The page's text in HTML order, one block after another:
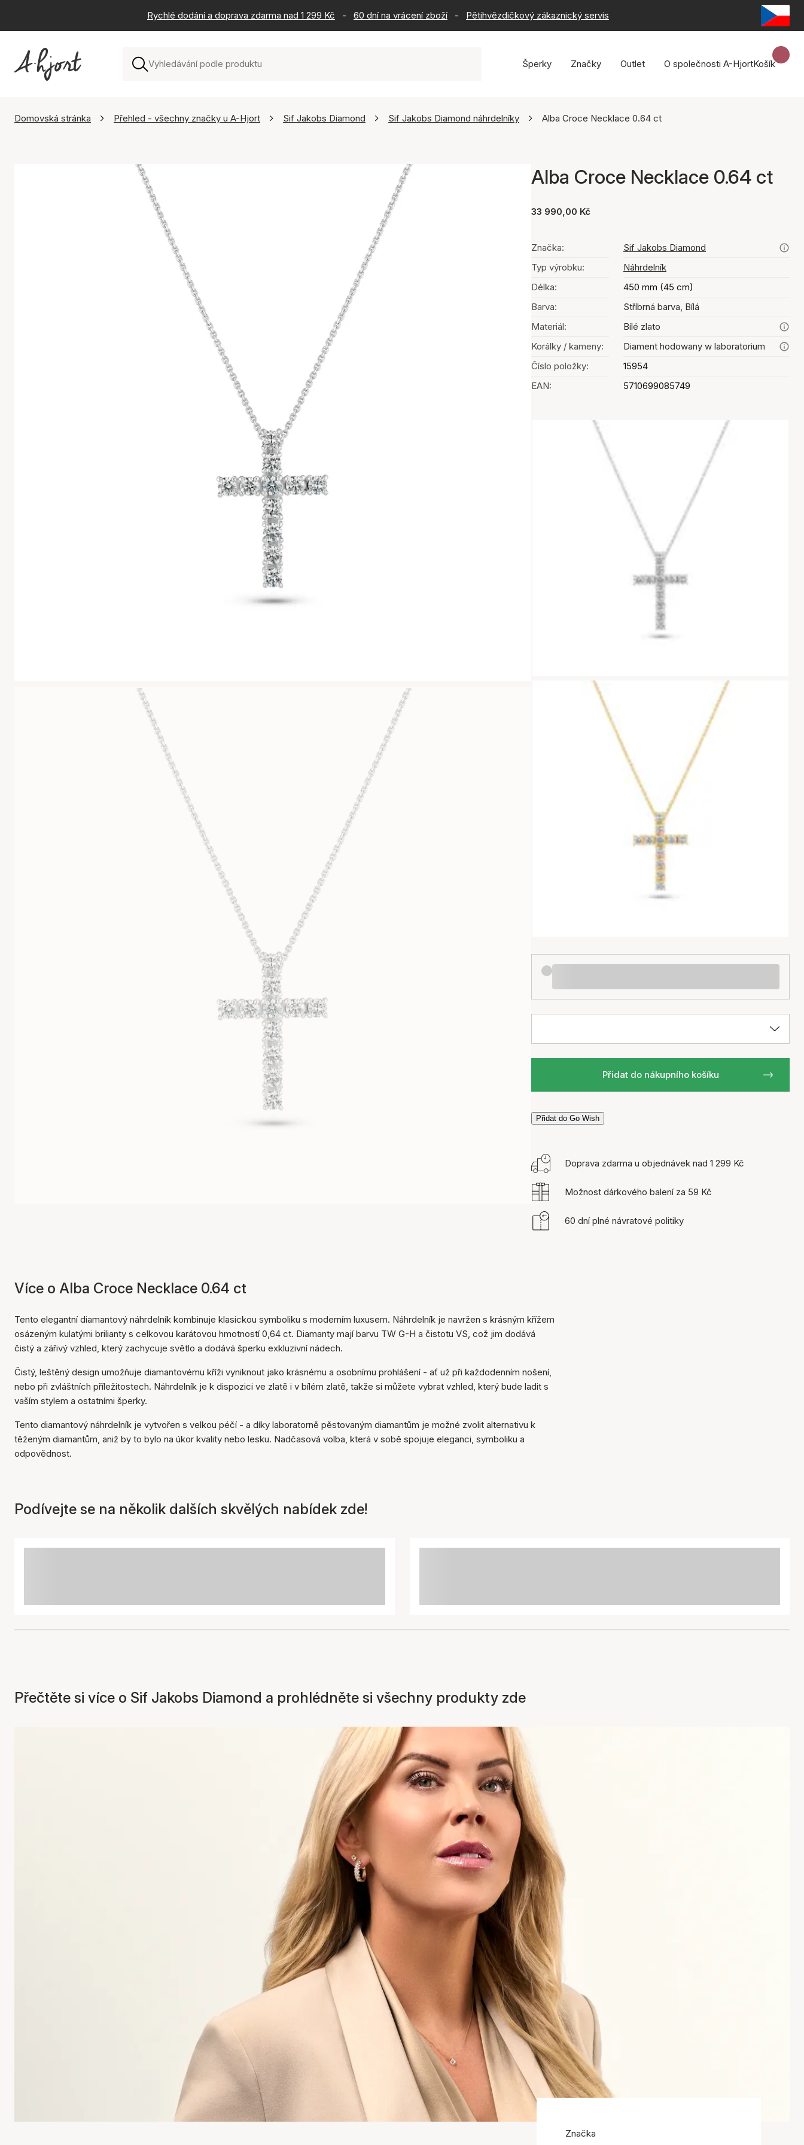
Rychlé dodání a doprava zdarma nad 1 299 Kč - 60 dní na vrácení zboží - Pětihvězdičkový zákaznický servis
Šperky Značky Outlet O společnosti A-HjortKošík
Domovská stránka Přehled - všechny značky u A-Hjort Sif Jakobs Diamond Sif Jakobs Diamond náhrdelníky Alba Croce Necklace 0.64 ct
Alba Croce Necklace 0.64 ct
33 990,00 Kč
Značka:
Sif Jakobs Diamond
Typ výrobku:
Náhrdelník
Délka:
450 mm (45 cm)
Barva:
Stříbrná barva, Bílá
Materiál:
Bílé zlato
Korálky / kameny:
Diament hodowany w laboratorium
Číslo položky:
15954
EAN:
5710699085749
Výběr barev
Přidat do nákupního košíku
Přidat do Go Wish
Položka byla přidána do
Doprava zdarma u objednávek nad 1 299 Kč
Možnost dárkového balení za 59 Kč
60 dní plné návratové politiky
Více o Alba Croce Necklace 0.64 ct
Tento elegantní diamantový náhrdelník kombinuje klasickou symboliku s moderním luxusem. Náhrdelník je navržen s krásným křížem
osázeným kulatými brilianty s celkovou karátovou hmotností 0,64 ct. Diamanty mají barvu TW G-H a čistotu VS, což jim dodává
čistý a zářivý vzhled, který zachycuje světlo a dodává šperku exkluzivní nádech.
Čistý, leštěný design umožňuje diamantovému kříži vyniknout jako krásnému a osobnímu prohlášení - ať už při každodenním nošení,
nebo při zvláštních příležitostech. Náhrdelník je k dispozici ve zlatě i v bílém zlatě, takže si můžete vybrat vzhled, který bude ladit s
vaším stylem a ostatními šperky.
Tento diamantový náhrdelník je vytvořen s velkou péčí - a díky laboratorně pěstovaným diamantům je možné zvolit alternativu k
těženým diamantům, aniž by to bylo na úkor kvality nebo lesku. Nadčasová volba, která v sobě spojuje eleganci, symboliku a
odpovědnost.
Podívejte se na několik dalších skvělých nabídek zde!
Přečtěte si více o Sif Jakobs Diamond a prohlédněte si všechny produkty zde
Značka